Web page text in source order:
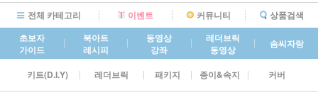
전체 카테고리 이벤트 커뮤니티
상품검색
초보자
가이드
북아트
레시피
동영상
강좌
레더브릭
동영상
솜씨자랑
키트(D.I.Y) 레더브릭 패키지 종이&속지 커버